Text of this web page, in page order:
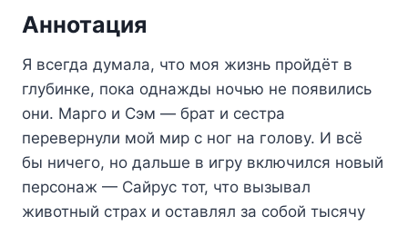
Аннотация
Я всегда думала, что моя жизнь пройдёт в
глубинке, пока однажды ночью не появились
они. Марго и Сэм — брат и сестра
перевернули мой мир с ног на голову. И всё
бы ничего, но дальше в игру включился новый
персонаж — Сайрус тот, что вызывал
животный страх и оставлял за собой тысячу